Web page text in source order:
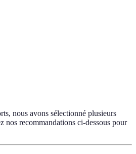
nous avons sélectionné plusieurs
nos recommandations ci-dessous pour